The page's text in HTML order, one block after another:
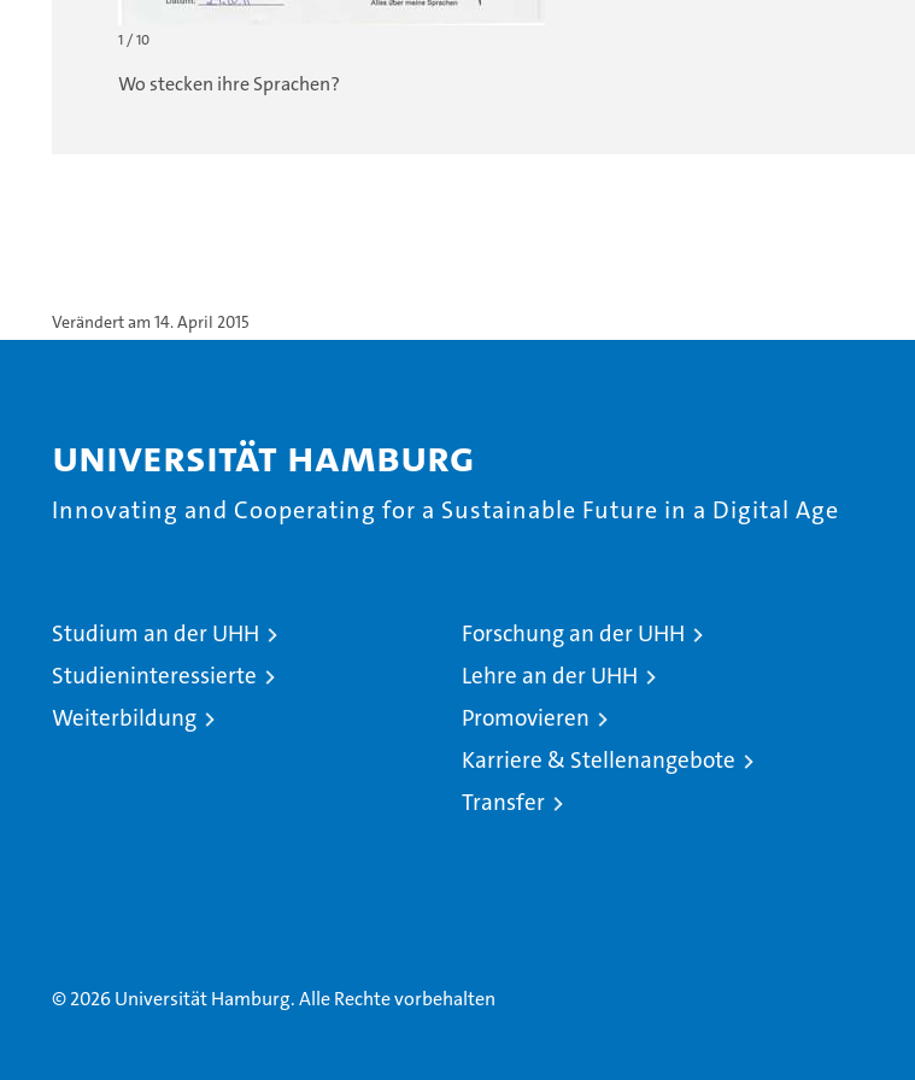
1 / 10
Wo stecken ihre Sprachen?
Verändert am 14. April 2015
Universität Hamburg
Innovating and Cooperating for a Sustainable Future in a Digital Age
Studium an der UHH
Studieninteressierte
Weiterbildung
Forschung an der UHH
Lehre an der UHH
Promovieren
Karriere & Stellenangebote
Transfer
© 2026 Universität Hamburg. Alle Rechte vorbehalten